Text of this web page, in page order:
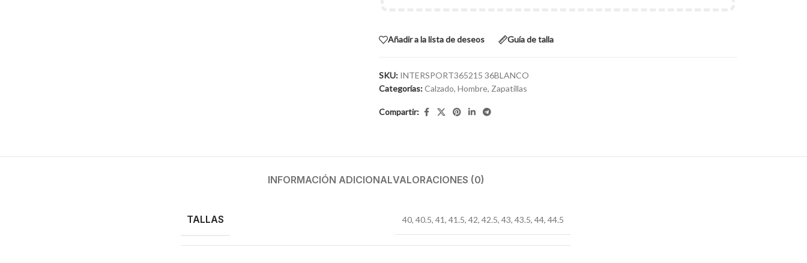
Añadir a la lista de deseos Guía de talla
SKU: INTERSPORT365215 36BLANCO
Categorías:Calzado, Hombre, Zapatillas
Compartir:
INFORMACIÓN ADICIONALVALORACIONES (0)
TALLAS 40, 40.5, 41, 41.5, 42, 42.5, 43, 43.5, 44, 44.5